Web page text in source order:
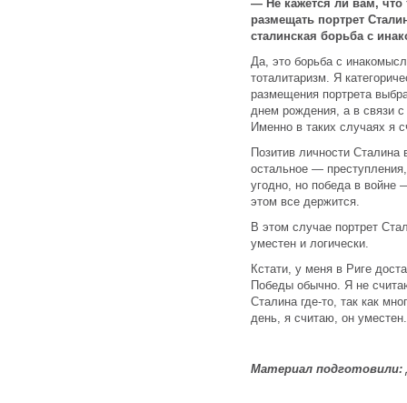
— Не кажется ли вам, что
размещать портрет
сталинская борьба с
Да, это борьба с
тоталитаризм. Я
размещения портрета
днем рождения, а в связи
Именно в таких случаях я
Позитив личности Сталина
остальное —
угодно, но победа в войне
этом все держится.
В этом случае портрет
уместен и логически.
Кстати, у меня в Риге
Победы обычно. Я не
Сталина где-то, так как
день, я считаю, он
Материал подготовили: